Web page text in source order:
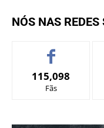
NÓS NAS REDES
115,098
Fãs